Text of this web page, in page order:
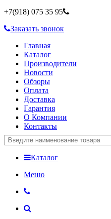
+7(918) 075 35 95
Заказать звонок
Главная
Каталог
Производители
Новости
Обзоры
Оплата
Доставка
Гарантия
О Компании
Контакты
Каталог
Меню